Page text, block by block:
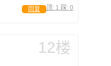
顶: 1 踩: 0
回复
12楼